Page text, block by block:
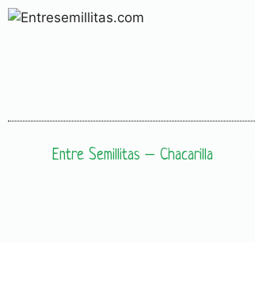
Entre Semillitas – Chacarilla